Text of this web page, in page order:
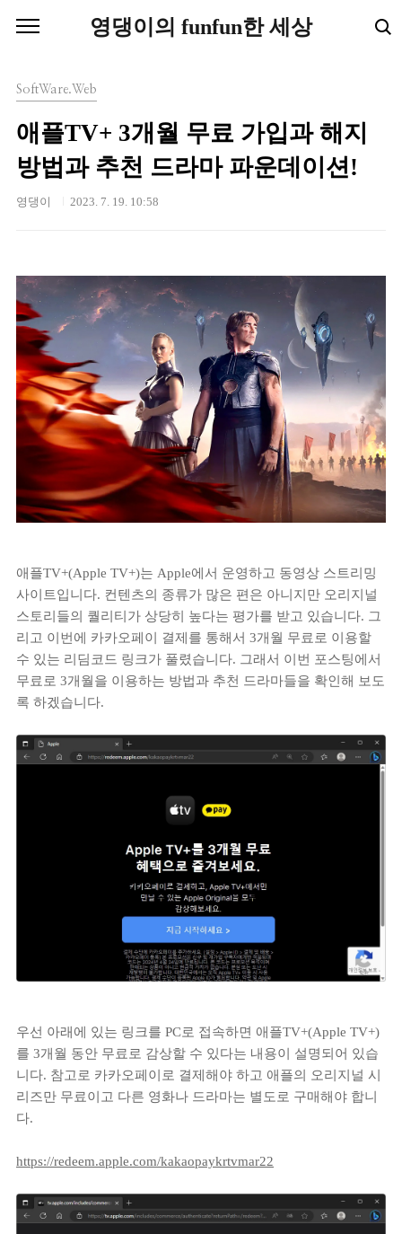
영댕이의 funfun한 세상
SoftWare.Web
애플TV+ 3개월 무료 가입과 해지
방법과 추천 드라마 파운데이션!
영댕이 2023. 7. 19. 10:58
애플TV+(Apple TV+)는 Apple에서 운영하고 동영상 스트리밍
사이트입니다. 컨텐츠의 종류가 많은 편은 아니지만 오리지널
스토리들의 퀄리티가 상당히 높다는 평가를 받고 있습니다. 그
리고 이번에 카카오페이 결제를 통해서 3개월 무료로 이용할
수 있는 리딤코드 링크가 풀렸습니다. 그래서 이번 포스팅에서
무료로 3개월을 이용하는 방법과 추천 드라마들을 확인해 보도
록 하겠습니다.
우선 아래에 있는 링크를 PC로 접속하면 애플TV+(Apple TV+)
를 3개월 동안 무료로 감상할 수 있다는 내용이 설명되어 있습
니다. 참고로 카카오페이로 결제해야 하고 애플의 오리지널 시
리즈만 무료이고 다른 영화나 드라마는 별도로 구매해야 합니
다.
https://redeem.apple.com/kakaopaykrtvmar22